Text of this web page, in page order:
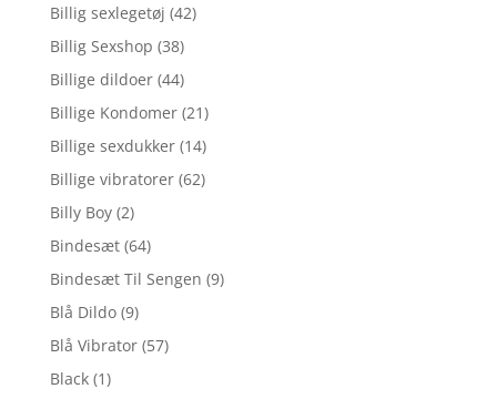
Billig sexlegetøj (42)
Billig Sexshop (38)
Billige dildoer (44)
Billige Kondomer (21)
Billige sexdukker (14)
Billige vibratorer (62)
Billy Boy (2)
Bindesæt (64)
Bindesæt Til Sengen (9)
Blå Dildo (9)
Blå Vibrator (57)
Black (1)